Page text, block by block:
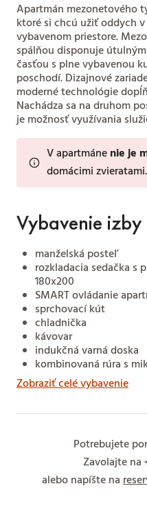
Apartmán mezonetového
ktoré si chcú užiť oddych
vybavenom priestore.
spálňou disponuje
časťou s plne vybavenou
poschodí. Dizajnové
moderné technológie
Nachádza sa na druhom
je možnosť využívania
V apartmánenie je
domácimi zvieratami.
Vybavenie izby
manželská posteľ
rozkladacia sedačka s
180x200
SMART ovládanie
sprchovací kút
chladnička
kávovar
indukčná varná doska
kombinovaná rúra s
Zobraziť celé vybavenie
Potrebujete
Zavolajte na
alebo napíšte na